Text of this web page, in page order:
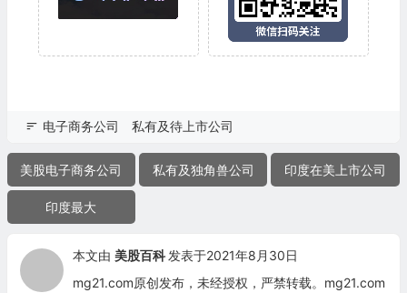
电子商务公司 私有及待上市公司
美股电子商务公司 私有及独角兽公司 印度在美上市公司
印度最大
本文由 美股百科 发表于2021年8月30日
mg21.com原创发布，未经授权，严禁转载。mg21.com